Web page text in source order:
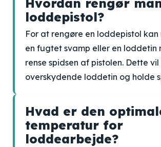
Hvordan rengør
loddepistol?
For at rengøre en loddepistol kan
en fugtet svamp eller en loddetin
rense spidsen af pistolen. Dette
overskydende loddetin og holde
Hvad er den
temperatur for
loddearbejde?